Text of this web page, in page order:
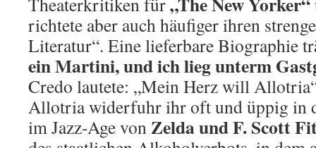
richtete aber auch häufiger ihren
Literatur“. Eine lieferbare Biographie
ein Martini, und ich lieg unterm
Credo lautete: „Mein Herz will
Allotria widerfuhr ihr oft und üppig in
im Jazz-Age vonZelda und F. Scott